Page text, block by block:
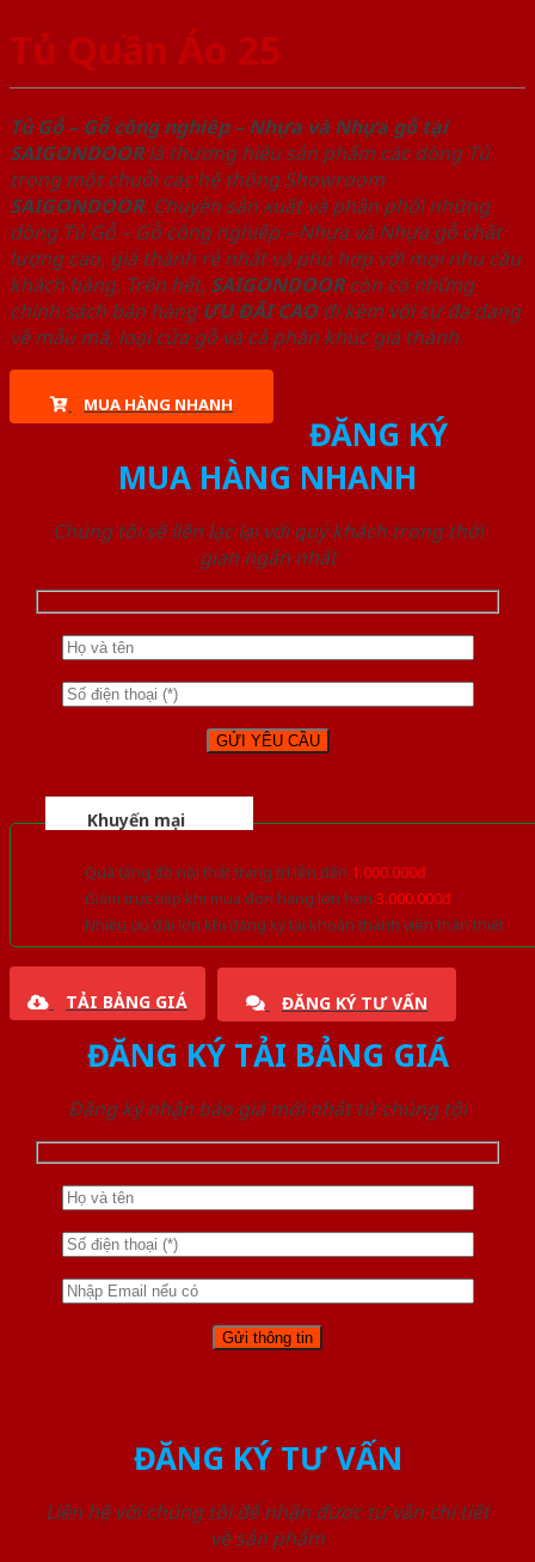
Tủ Quần Áo 25
Tủ Gỗ – Gỗ công nghiêp – Nhựa và Nhựa gỗ tại
SAIGONDOORlà thương hiệu sản phẩm các dòng Tủ
trong một chuỗi các hệ thống Showroom
SAIGONDOOR. Chuyên sản xuất và phân phối những
dòng Tủ Gỗ – Gỗ công nghiêp – Nhựa và Nhựa gỗ chất
lượng cao, giá thành rẻ nhất và phù hợp với mọi nhu cầu
khách hàng. Trên hết, SAIGONDOORcòn có những
chính sách bán hàng ƯU ĐÃI CAOđi kèm với sự đa dạng
về mẫu mã, loại cửa gỗ và cả phân khúc giá thành.
MUA HÀNG NHANH
ĐĂNG KÝ
MUA HÀNG NHANH
Chúng tôi sẽ liên lạc lại với quý khách trong thời
gian ngắn nhất
Khuyến mại
Quà tặng đồ nội thất trang trí lên đến 1.000.000đ
Giảm trực tiếp khi mua đơn hàng lớn hơn 3.000.000đ
Nhiều ưu đãi lớn khi đăng ký tài khoản thành viên thân thiết
TẢI BẢNG GIÁ ĐĂNG KÝ TƯ VẤN
ĐĂNG KÝ TẢI BẢNG GIÁ
Đăng ký nhận báo giá mới nhất từ chúng tôi
ĐĂNG KÝ TƯ VẤN
Liên hệ với chúng tôi để nhận được tư vấn chi tiết
về sản phẩm